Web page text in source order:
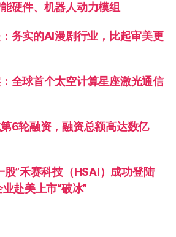
硬件、机器人动力模组
务实的AI漫剧行业，比起审美更
：全球首个太空计算星座激光通信
6轮融资，融资总额高达数亿
股”禾赛科技（HSAI）成功登陆
赴美上市“破冰”